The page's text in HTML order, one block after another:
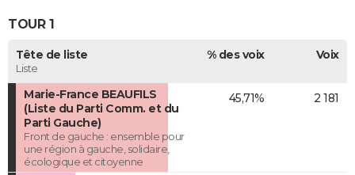
TOUR 1
Tête de liste
Liste
% des voix Voix
Marie-France BEAUFILS
(Liste du Parti Comm. et du
Parti Gauche)
Front de gauche : ensemble pour
une région à gauche, solidaire,
écologique et citoyenne
45,71% 2 181